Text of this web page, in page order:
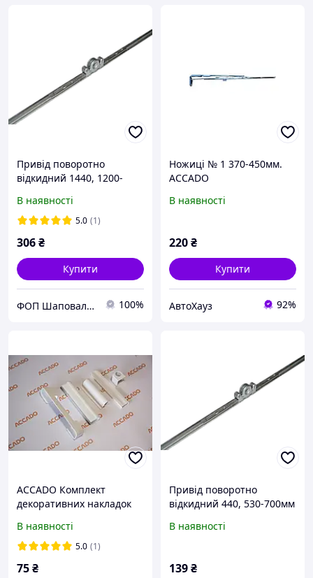
Привід поворотно
відкидний 1440, 1200-
В наявності
5.0 (1)
306₴
Купити
ФОП Шаповал Т.І. 100%
Ножиці № 1 370-450мм.
ACCADO
В наявності
220₴
Купити
АвтоХауз 92%
ACCADO Комплект
декоративних накладок
В наявності
5.0 (1)
75₴
Привід поворотно
відкидний 440, 530-700мм
В наявності
139₴